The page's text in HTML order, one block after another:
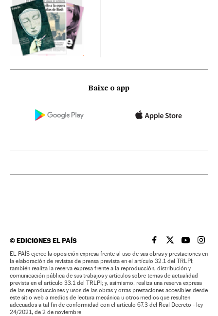
Baixe o app
©EDICIONES EL PAÍS EL PAÍS BRASIL EN
EL PAÍSEL PAÍS
EL
EL PAÍS ejerce la oposición expresa frente al uso de sus obras y prestaciones en
la elaboración de revistas de prensa prevista en el artículo 32.1 del TRLPI;
también realiza la reserva expresa frente a la reproducción, distribución y
comunicación pública de sus trabajos y artículos sobre temas de actualidad
prevista en el artículo 33.1 del TRLPI; y, asimismo, realiza una reserva expresa
de las reproducciones y usos de las obras y otras prestaciones accesibles desde
este sitio web a medios de lectura mecánica u otros medios que resulten
adecuados a tal fin de conformidad con el artículo 67.3 del Real Decreto - ley
24/2021, de 2 de noviembre